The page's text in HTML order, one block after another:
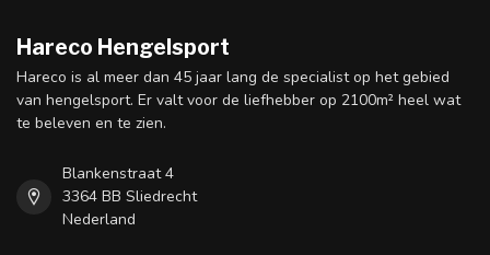
Hareco Hengelsport
Hareco is al meer dan 45 jaar lang de specialist op het gebied
van hengelsport. Er valt voor de liefhebber op 2100m² heel wat
te beleven en te zien.
Blankenstraat 4
3364 BB Sliedrecht
Nederland